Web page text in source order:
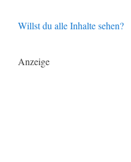
Willst du alle Inhalte sehen?
Anzeige